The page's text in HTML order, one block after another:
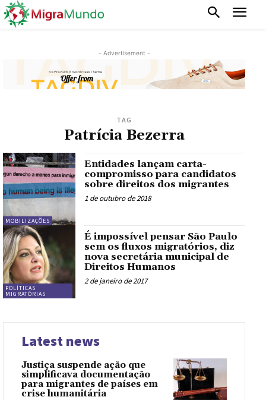
- Advertisement -
TAG
Patrícia Bezerra
MOBILIZAÇÕES
Entidades lançam carta-
compromisso para candidatos
sobre direitos dos migrantes
1 de outubro de 2018
POLÍTICAS
MIGRATÓRIAS
É impossível pensar São Paulo
sem os fluxos migratórios, diz
nova secretária municipal de
Direitos Humanos
2 de janeiro de 2017
Latest news
Justiça suspende ação que
simplificava documentação
para migrantes de países em
crise humanitária